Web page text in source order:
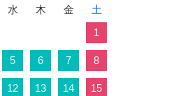
水 木 金
土
1
5 6 7 8
12 13 14 15